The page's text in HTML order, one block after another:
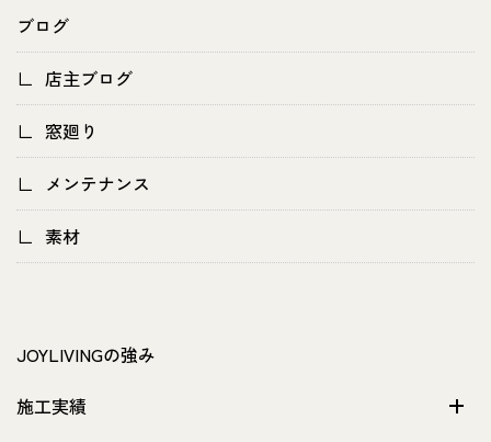
ブログ
店主ブログ
窓廻り
メンテナンス
素材
JOYLIVINGの強み
施工実績